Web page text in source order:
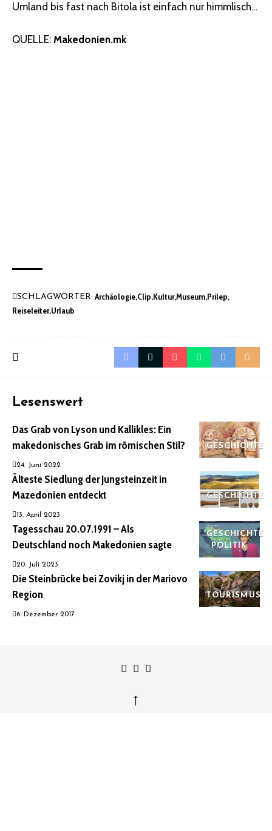
Umland bis fast nach Bitola ist einfach nur himmlisch…
QUELLE: Makedonien.mk
SCHLAGWÖRTER: Archäologie Clip KulturMuseum Prilep
Reiseleiter Urlaub
Lesenswert
GESCHICHTE
Das Grab von Lyson und Kallikles: Ein
makedonisches Grab im römischen Stil?
24. Juni 2022
GESCHICHTE
Älteste Siedlung der Jungsteinzeit in
Mazedonien entdeckt
13. April 2023
GESCHICHTE
POLITIK
Tagesschau 20.07.1991 – Als
Deutschland noch Makedonien sagte
20. Juli 2023
TOURISMUS
Die Steinbrücke bei Zovikj in der Mariovo
Region
6. Dezember 2017
↑